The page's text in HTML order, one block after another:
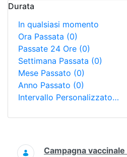
Durata
In qualsiasi momento
Ora Passata (0)
Passate 24 Ore (0)
Settimana Passata (0)
Mese Passato (0)
Anno Passato (0)
Intervallo Personalizzato…
Ricerca
Campagna